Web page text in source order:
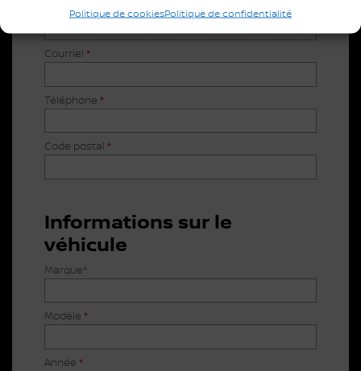
Politique de cookiesPolitique de confidentialité
Nom*
Courriel *
Téléphone *
Code postal *
Informations sur le
véhicule
Marque*
Modèle *
Année *